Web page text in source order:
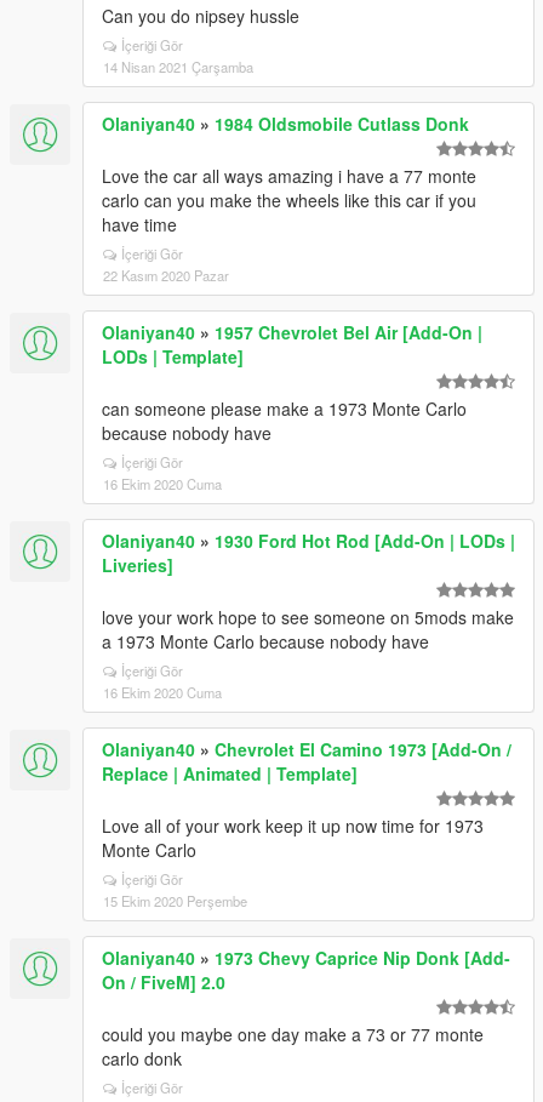
Can you do nipsey hussle
İçeriği Gör
14 Nisan 2021 Çarşamba
Olaniyan40 » 1984 Oldsmobile Cutlass Donk
Love the car all ways amazing i have a 77 monte
carlo can you make the wheels like this car if you
have time
İçeriği Gör
22 Kasım 2020 Pazar
Olaniyan40 » 1957 Chevrolet Bel Air [Add-On |
LODs | Template]
can someone please make a 1973 Monte Carlo
because nobody have
İçeriği Gör
16 Ekim 2020 Cuma
Olaniyan40 » 1930 Ford Hot Rod [Add-On | LODs |
Liveries]
love your work hope to see someone on 5mods make
a 1973 Monte Carlo because nobody have
İçeriği Gör
16 Ekim 2020 Cuma
Olaniyan40 » Chevrolet El Camino 1973 [Add-On /
Replace | Animated | Template]
Love all of your work keep it up now time for 1973
Monte Carlo
İçeriği Gör
15 Ekim 2020 Perşembe
Olaniyan40 » 1973 Chevy Caprice Nip Donk [Add-
On / FiveM] 2.0
could you maybe one day make a 73 or 77 monte
carlo donk
İçeriği Gör